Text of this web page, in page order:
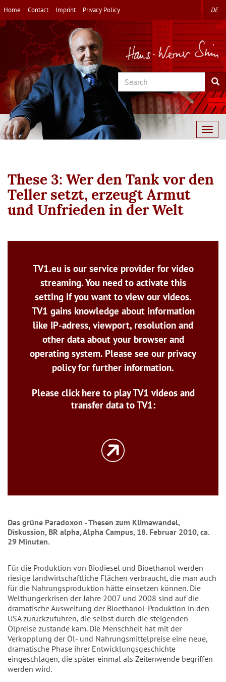
Skip
to
main
Home Contact Imprint Privacy Policy DE
Search
These 3: Wer den Tank vor den
Teller setzt, erzeugt Armut
und Unfrieden in der Welt
TV1.eu is our service provider for video
streaming. You need to activate this
setting if you want to view our videos.
TV1 gains knowledge about information
like IP-adress, viewport, resolution and
other data about your browser and
operating system. Please see our privacy
policy for further information.
Please click here to play TV1 videos and
transfer data to TV1:
Das grüne Paradoxon - Thesen zum Klimawandel,
Diskussion, BR alpha, Alpha Campus, 18. Februar 2010, ca.
29 Minuten.
Für die Produktion von Biodiesel und Bioethanol werden
riesige landwirtschaftliche Flächen verbraucht, die man auch
für die Nahrungsproduktion hätte einsetzen können. Die
Welthungerkrisen der Jahre 2007 und 2008 sind auf die
dramatische Ausweitung der Bioethanol-Produktion in den
USA zurückzuführen, die selbst durch die steigenden
Ölpreise zustande kam. Die Menschheit hat mit der
Verkopplung der Öl- und Nahrungsmittelpreise eine neue,
dramatische Phase ihrer Entwicklungsgeschichte
eingeschlagen, die später einmal als Zeitenwende begriffen
werden wird.